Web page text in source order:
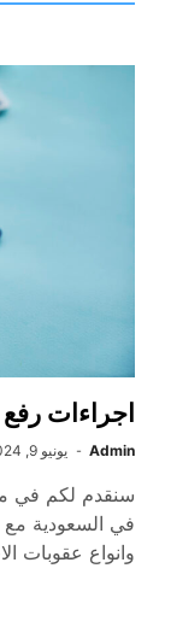
اجراءات
Admin يونيو 9, 2024
سنقدم لكم في
في السعودية
وانواع عقوبات